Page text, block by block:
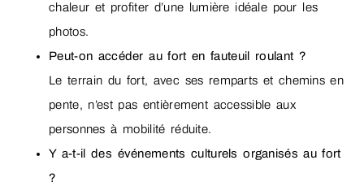
chaleur et profiter d’une lumière idéale pour les
photos.
Peut-on accéder au fort en fauteuil roulant ?
Le terrain du fort, avec ses remparts et chemins en
pente, n’est pas entièrement accessible aux
personnes à mobilité réduite.
Y a-t-il des événements culturels organisés au fort
?